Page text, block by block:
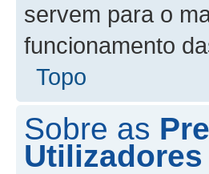
servem para o
funcionamento
Topo
Sobre as
Utilizadores